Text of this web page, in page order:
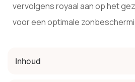
vervolgens royaal aan op het
voor een optimale
Inhoud